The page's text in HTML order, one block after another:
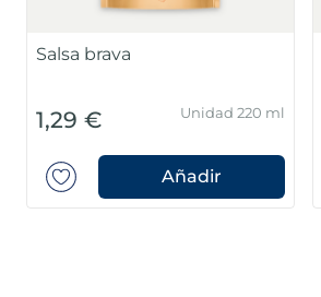
Salsa brava
1,29 € Unidad 220 ml
Añadir